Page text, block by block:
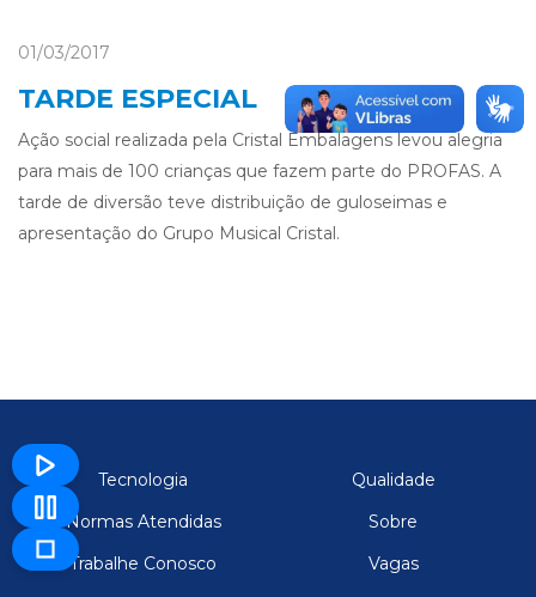
01/03/2017
TARDE ESPECIAL
Ação social realizada pela Cristal Embalagens levou alegria
para mais de 100 crianças que fazem parte do PROFAS. A
tarde de diversão teve distribuição de guloseimas e
apresentação do Grupo Musical Cristal.
Tecnologia
Qualidade
Normas Atendidas
Sobre
Trabalhe Conosco
Vagas